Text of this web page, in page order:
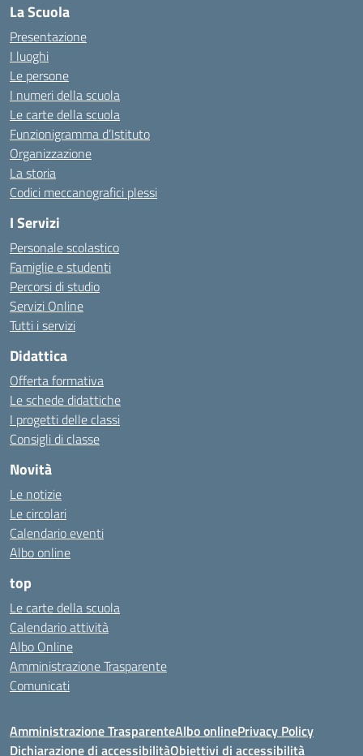
La Scuola
Presentazione
I luoghi
Le persone
I numeri della scuola
Le carte della scuola
Funzionigramma d’Istituto
Organizzazione
La storia
Codici meccanografici plessi
I Servizi
Personale scolastico
Famiglie e studenti
Percorsi di studio
Servizi Online
Tutti i servizi
Didattica
Offerta formativa
Le schede didattiche
I progetti delle classi
Consigli di classe
Novità
Le notizie
Le circolari
Calendario eventi
Albo online
top
Le carte della scuola
Calendario attività
Albo Online
Amministrazione Trasparente
Comunicati
Amministrazione TrasparenteAlbo onlinePrivacy Policy
Dichiarazione di accessibilitàObiettivi di accessibilità